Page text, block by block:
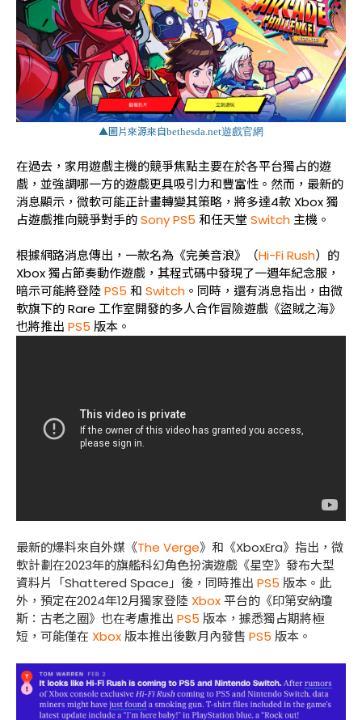
▲圖片來源來自bethesda.net遊戲官網
在過去，家用遊戲主機的競爭焦點主要在於各平台獨占的遊
戲，並強調哪一方的遊戲更具吸引力和豐富性。然而，最新的
消息顯示，微軟可能正計畫轉變其策略，將多達4款 Xbox獨
占遊戲推向競爭對手的Sony PS5 和任天堂 Switch主機。
根據網路消息傳出，一款名為《完美音浪》（Hi-Fi Rush）的
Xbox獨占節奏動作遊戲，其程式碼中發現了一週年紀念服，
暗示可能將登陸PS5 和 Switch 。同時，還有消息指出，由微
軟旗下的Rare 工作室開發的多人合作冒險遊戲《盜賊之海》
也將推出 PS5 版本。
最新的爆料來自外媒《The Verge》和《XboxEra》指出，微
軟計劃在2023年的旗艦科幻角色扮演遊戲《星空》發布大型
資料片「Shattered Space 」後，同時推出 PS5 版本。此
外，預定在2024年12月獨家登陸 Xbox平台的《印第安納瓊
斯：古老之圈》也在考慮推出 PS5 版本，據悉獨占期將極
短，可能僅在 Xbox版本推出後數月內發售 PS5 版本。